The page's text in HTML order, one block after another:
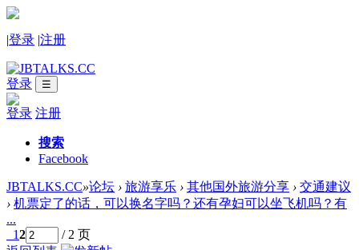
|登录 |注册
登录 ☰
登录 注册
搜索
Facebook
JBTALKS.CC»论坛 › 旅游享乐 › 其他国外旅游分享 › 交通建议
› 机票定了的话，可以换名字吗？还有孕妇可以坐飞机吗？有
...
12
/ 2 页